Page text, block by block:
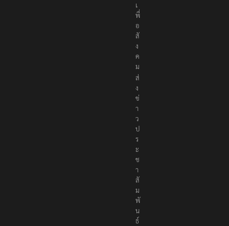
พื่
อ
สั
ง
ค
ม
ส่
ง
ข่
า
ว
ป
ร
ะ
ช
า
สั
ม
พั
น
ธ์
แ